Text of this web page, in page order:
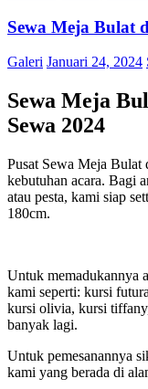
Sewa Meja Bulat
Galeri Januari 24, 2024
Sewa Meja
Sewa 2024
Pusat Sewa Meja Bulat
kebutuhan acara. Bagi
atau pesta, kami siap
180cm.
Untuk memadukannya
kami seperti: kursi
kursi olivia, kursi
banyak lagi.
Untuk pemesanannya
kami yang berada di